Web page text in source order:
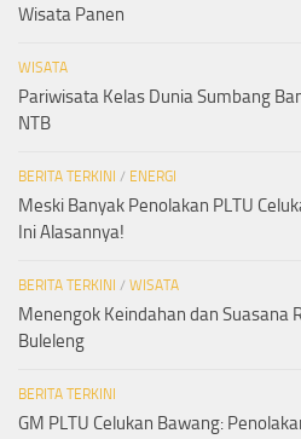
Wisata Panen
WISATA
Pariwisata Kelas Dunia Sumbang
NTB
BERITA TERKINI / ENERGI
Meski Banyak Penolakan PLTU
Ini Alasannya!
BERITA TERKINI / WISATA
Menengok Keindahan dan Suasana
Buleleng
BERITA TERKINI
GM PLTU Celukan Bawang: